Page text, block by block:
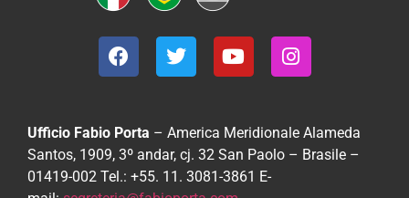
Ufficio Fabio Porta – America Meridionale Alameda
Santos, 1909, 3º andar, cj. 32 San Paolo – Brasile –
01419-002 Tel.: +55. 11. 3081-3861 E-